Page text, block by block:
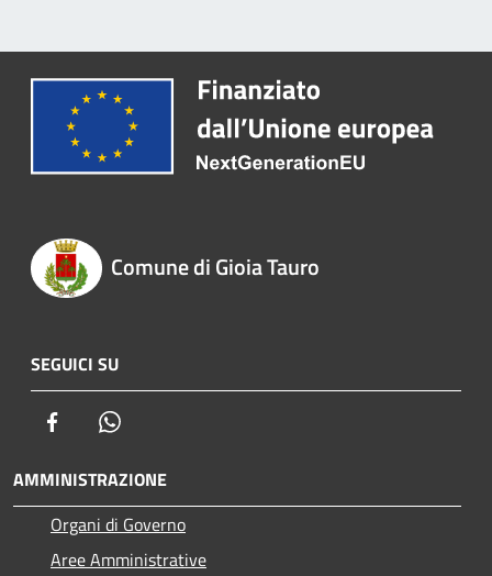
Comune di Gioia Tauro
SEGUICI SU
Facebook
AMMINISTRAZIONE
Organi di Governo
Aree Amministrative